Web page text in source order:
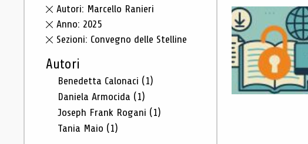
Autori: Marcello Ranieri
Anno: 2025
Sezioni: Convegno delle Stelline
Autori
Benedetta Calonaci (1)
Daniela Armocida (1)
Joseph Frank Rogani (1)
Tania Maio (1)